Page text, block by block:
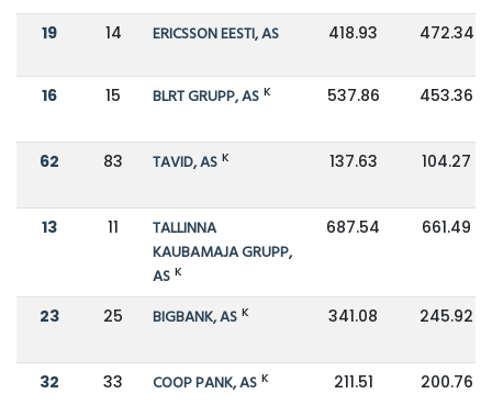
19 14 ERICSSON EESTI, AS 418.93 472.34
16 15 BLRT GRUPP, AS K 537.86 453.36
62 83 TAVID, AS K 137.63 104.27
13 11
TALLINNA
KAUBAMAJA GRUPP,
AS K
687.54 661.49
23 25 BIGBANK, AS K 341.08 245.92
32 33 COOP PANK, AS K 211.51 200.76